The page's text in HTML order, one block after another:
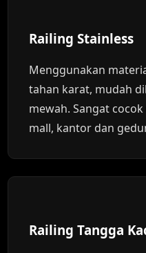
Railing Stainless
Menggunakan
tahan karat, mudah
mewah. Sangat
mall, kantor dan
Railing Tangga